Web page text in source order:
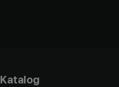
Katalog